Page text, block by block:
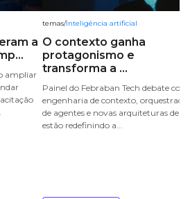
a
ampliar
temas/Inteligência artificial
O contexto ganha
protagonismo e
transforma a ...
Painel do Febraban Tech debate
engenharia de contexto,
de agentes e novas arquiteturas de IA
estão redefinindo a...